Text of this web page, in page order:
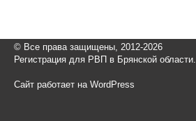
© Все права защищены, 2012-2026
Регистрация для РВП в Брянской области.
Сайт работает на WordPress